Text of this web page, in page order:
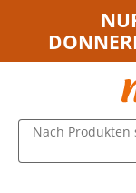
Zum Hauptinhalt
Zur Navigation
Nach Produkten